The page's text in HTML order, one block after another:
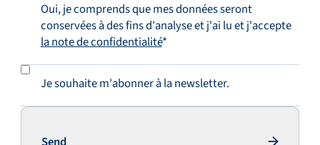
Oui, je comprends que mes données seront
conservées à des fins d'analyse et j'ai lu et j'accepte
la note de confidentialité*
Je souhaite m'abonner à la newsletter.